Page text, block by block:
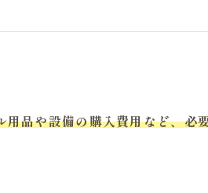
品や設備の購入費用など、必